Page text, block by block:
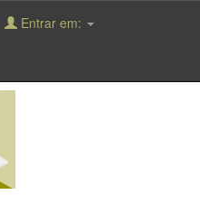
Entrar em: